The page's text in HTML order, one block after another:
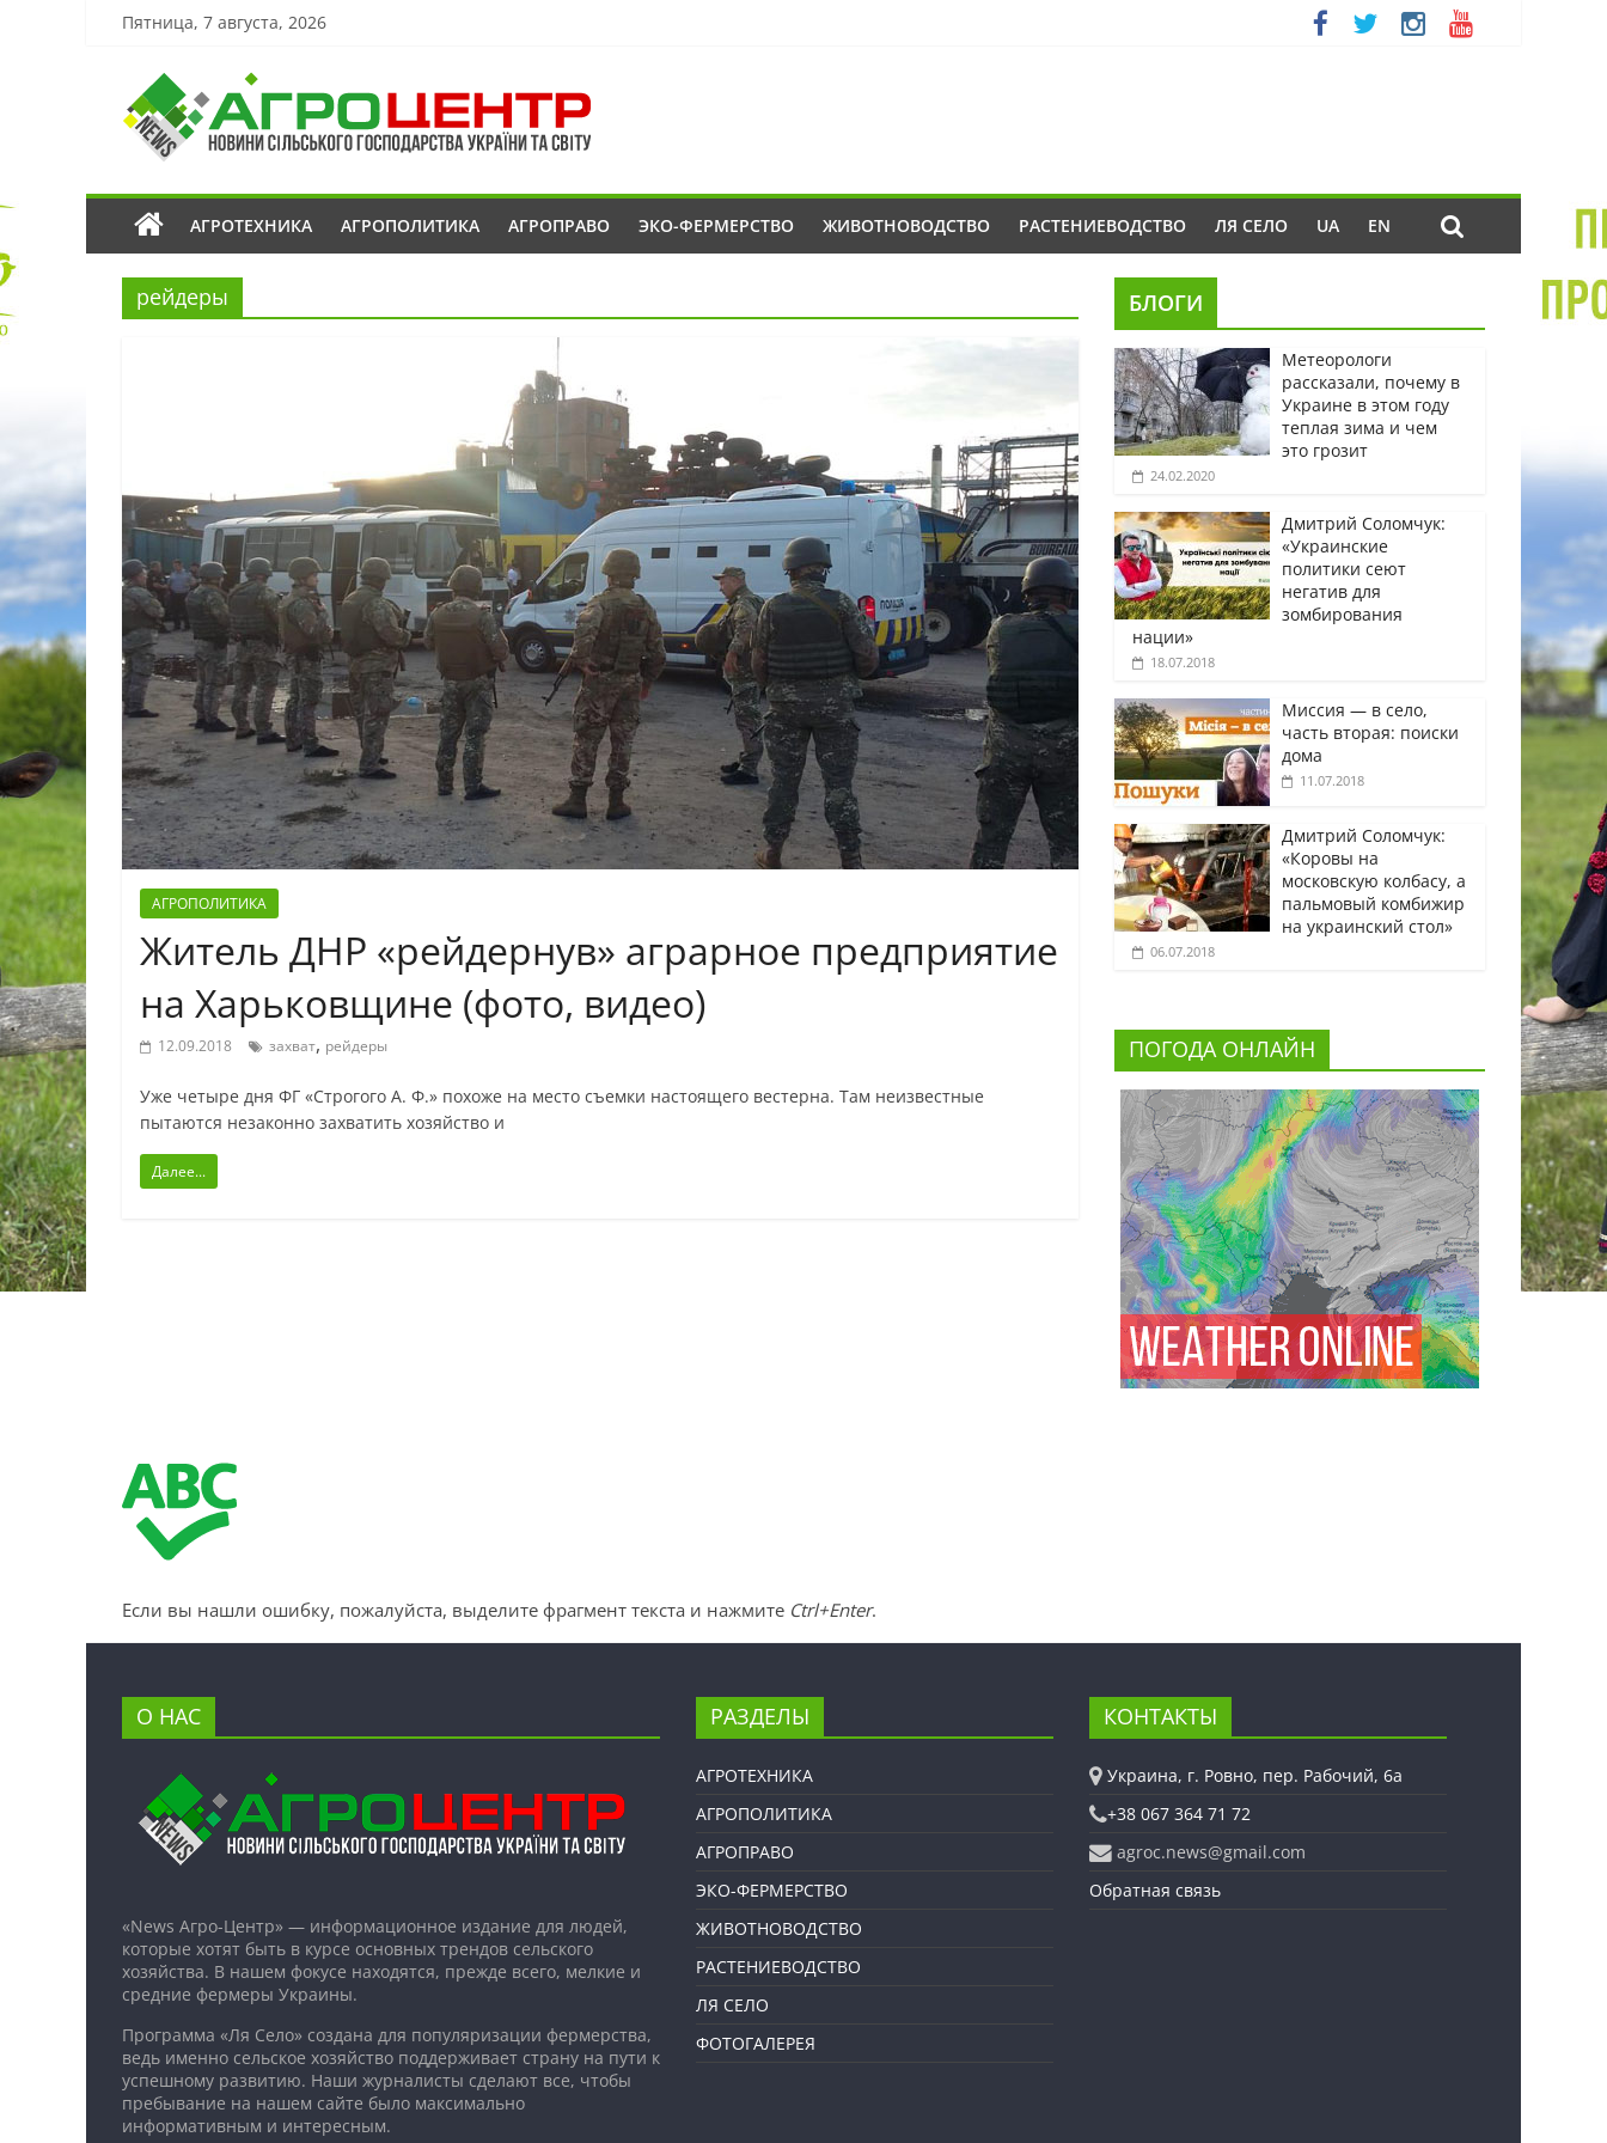
Пятница, 7 августа, 2026
АГРОТЕХНИКА АГРОПОЛИТИКА АГРОПРАВО ЭКО-ФЕРМЕРСТВО ЖИВОТНОВОДСТВО РАСТЕНИЕВОДСТВО ЛЯ СЕЛО UA EN
рейдеры
АГРОПОЛИТИКА
Житель ДНР «рейдернув» аграрное предприятие
на Харьковщине (фото, видео)
12.09.2018 захват, рейдеры
Уже четыре дня ФГ «Строгого А. Ф.» похоже на место съемки настоящего вестерна. Там неизвестные
пытаются незаконно захватить хозяйство и
Далее...
БЛОГИ
Метеорологи
рассказали, почему в
Украине в этом году
теплая зима и чем
это грозит
24.02.2020
Дмитрий Соломчук:
«Украинские
политики сеют
негатив для
зомбирования
нации»
18.07.2018
Миссия — в село,
часть вторая: поиски
дома
11.07.2018
Дмитрий Соломчук:
«Коровы на
московскую колбасу, а
пальмовый комбижир
на украинский стол»
06.07.2018
ПОГОДА ОНЛАЙН
Если вы нашли ошибку, пожалуйста, выделите фрагмент текста и нажмите Ctrl+Enter.
О НАС
«News Агро-Центр» — информационное издание для людей,
которые хотят быть в курсе основных трендов сельского
хозяйства. В нашем фокусе находятся, прежде всего, мелкие и
средние фермеры Украины.
Программа «Ля Село» создана для популяризации фермерства,
ведь именно сельское хозяйство поддерживает страну на пути к
успешному развитию. Наши журналисты сделают все, чтобы
пребывание на нашем сайте было максимально
информативным и интересным.
РАЗДЕЛЫ
АГРОТЕХНИКА
АГРОПОЛИТИКА
АГРОПРАВО
ЭКО-ФЕРМЕРСТВО
ЖИВОТНОВОДСТВО
РАСТЕНИЕВОДСТВО
ЛЯ СЕЛО
ФОТОГАЛЕРЕЯ
КОНТАКТЫ
Украина, г. Ровно, пер. Рабочий, 6а
+38 067 364 71 72
agroc.news@gmail.com
Обратная связь